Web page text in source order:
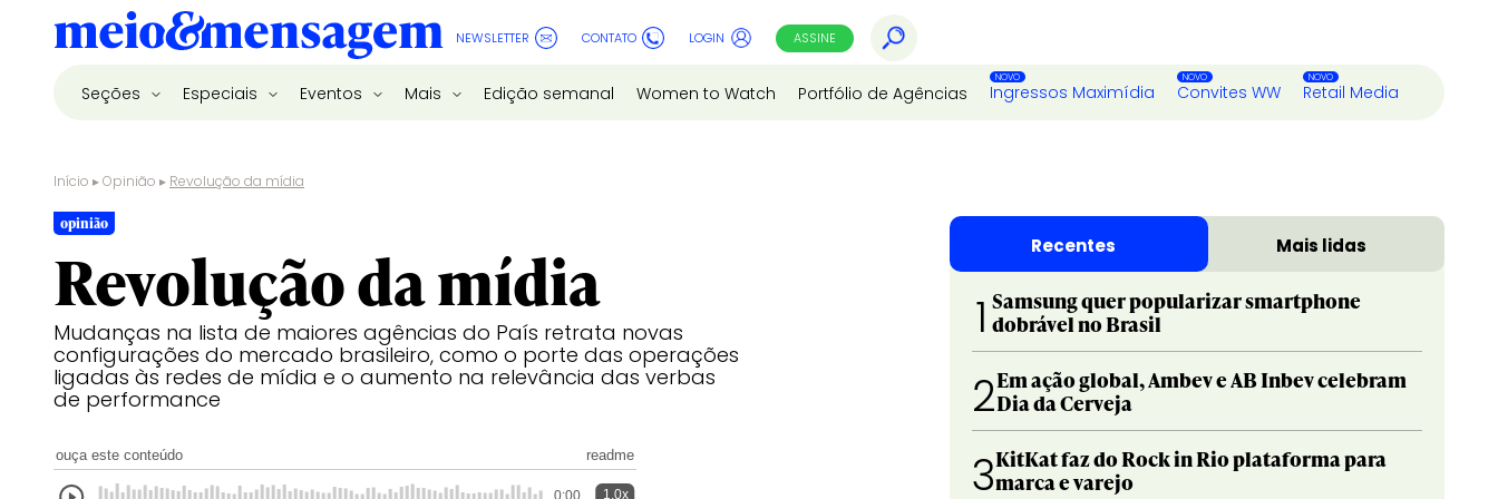
NEWSLETTER CONTATO LOGIN ASSINE
Seções Especiais Eventos Mais Edição semanal Women to Watch Portfólio de Agências Ingressos Maximídia Convites WW Retail Media
Início ▸Opinião ▸ Revolução da mídia
opinião
Revolução da mídia
Mudanças na lista de maiores agências do País retrata novas
configurações do mercado brasileiro, como o porte das operações
ligadas às redes de mídia e o aumento na relevância das verbas
de performance
ouça este conteúdo readme
0:00 1.0x
Recentes Mais lidas
1 Samsung quer popularizar smartphone
dobrável no Brasil
2Em ação global, Ambev e AB Inbev celebram
Dia da Cerveja
3KitKat faz do Rock in Rio plataforma para
marca e varejo